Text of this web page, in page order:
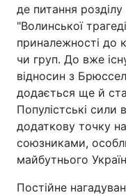
де питання
"Волинської
приналежності до
чи груп. До вже
відносин з
додається ще й
Популістські
додаткову точку
союзниками,
майбутнього
Постійне